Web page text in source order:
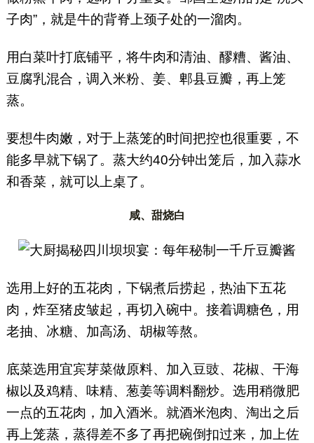
子肉”，就是牛的背脊上颈子处的一溜肉。
用白菜叶打底铺平，将牛肉和清油、醪糟、酱油、
豆腐乳混合，调入米粉、姜、郫县豆瓣，再上笼
蒸。
要想牛肉嫩，对于上蒸笼的时间把控也很重要，不
能多早就下锅了。蒸大约40分钟出笼后，加入蒜水
和香菜，就可以上桌了。
咸、甜烧白
选用上好的五花肉，下锅煮后捞起，热油下五花
肉，炸至猪皮皱起，再切入碗中。接着调糖色，用
老抽、冰糖、加高汤、胡椒等熬。
底菜选用宜宾芽菜做原料、加入豆豉、花椒、干海
椒以及鸡精、味精、葱姜等调料翻炒。选用稍微肥
一点的五花肉，加入酒米。就酒米泡肉、淘出之后
再上笼蒸，蒸得差不多了再把碗倒扣过来，加上佐